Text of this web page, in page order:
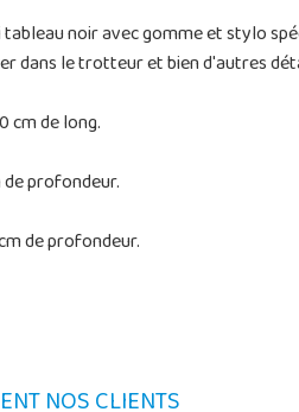
noir avec gomme et stylo
dans le trotteur et bien d'autres
cm de long.
profondeur.
de profondeur.